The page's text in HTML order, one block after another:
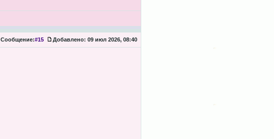
Сообщение:#15 Добавлено: 09 июл 2026, 08:40